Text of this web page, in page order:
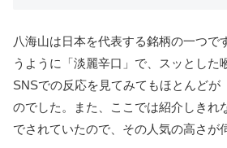
八海山は日本を代表する銘柄の一つで
うように「淡麗辛口」で、スッとした
SNSでの反応を見てみてもほとんどが
のでした。また、ここでは紹介しきれ
でされていたので、その人気の高さが